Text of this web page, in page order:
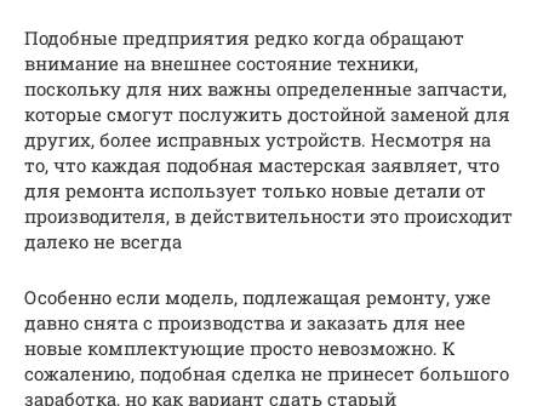
Подобные предприятия редко когда обращают
внимание на внешнее состояние техники,
поскольку для них важны определенные запчасти,
которые смогут послужить достойной заменой для
других, более исправных устройств. Несмотря на
то, что каждая подобная мастерская заявляет, что
для ремонта использует только новые детали от
производителя, в действительности это происходит
далеко не всегда
Особенно если модель, подлежащая ремонту, уже
давно снята с производства и заказать для нее
новые комплектующие просто невозможно. К
сожалению, подобная сделка не принесет большого
заработка, но как вариант сдать старый